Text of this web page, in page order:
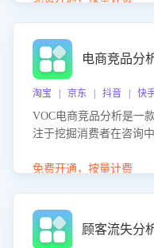
电商竞品分
淘宝 | 京东 | 抖音 | 快
VOC电商竞品分析是一
注于挖掘消费者在咨询
商品信息，进行多维度
企业优化营销话术、突
化率，避免陷入单纯价
免费开通，按量计费
顾客流失分